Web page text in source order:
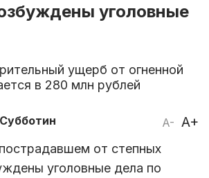
уголовные
ущерб от огненной
в 280 млн рублей
A- A+
от степных
уголовные дела по